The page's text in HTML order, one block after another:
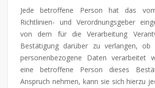
Jede betroffene Person hat das
Richtlinien- und Verordnungsgeber
von dem für die Verarbeitung
Bestätigung darüber zu verlangen, ob
personenbezogene Daten verarbeitet
eine betroffene Person dieses
Anspruch nehmen, kann sie sich hierzu